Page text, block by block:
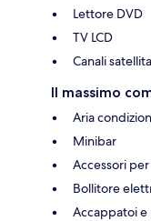
Lettore DVD
TV LCD
Canali
Il massimo
Aria
Minibar
Accessori
Bollitore
Accappatoi